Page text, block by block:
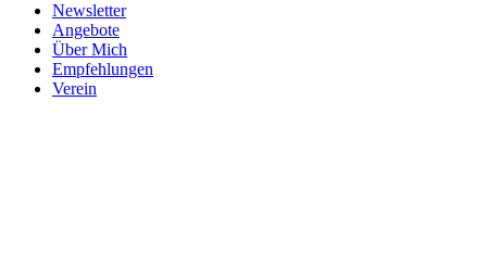
Newsletter
Angebote
Über Mich
Empfehlungen
Verein